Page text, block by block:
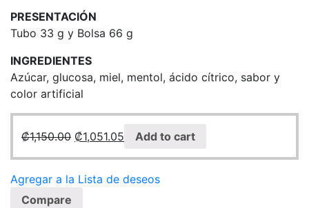
PRESENTACIÓN
Tubo 33 g y Bolsa 66 g
INGREDIENTES
Azúcar, glucosa, miel, mentol, ácido cítrico, sabor y
color artificial
₡1,150.00 ₡1,051.05 Add to cart
Agregar a la Lista de deseos
Compare